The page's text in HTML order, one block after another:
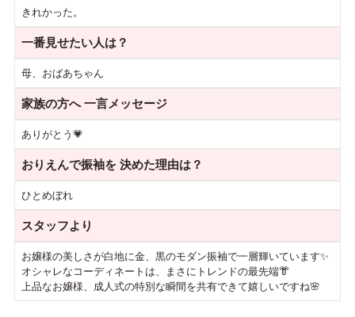
きれかった。
一番見せたい人は？
母、おばあちゃん
家族の方へ一言メッセージ
ありがとう💗
おりえんで振袖を決めた理由は？
ひとめぼれ
スタッフより
お嬢様の美しさが白地に金、黒のモダン振袖で一層輝いています✨
オシャレなコーディネートは、まさにトレンドの最先端👘
上品なお嬢様、成人式の特別な瞬間を共有できて嬉しいですね🌸